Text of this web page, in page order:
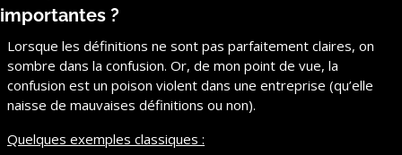
importantes ?
Lorsque les définitions ne sont pas parfaitement claires, on
sombre dans la confusion. Or, de mon point de vue, la
confusion est un poison violent dans une entreprise (qu’elle
naisse de mauvaises définitions ou non).
Quelques exemples classiques :